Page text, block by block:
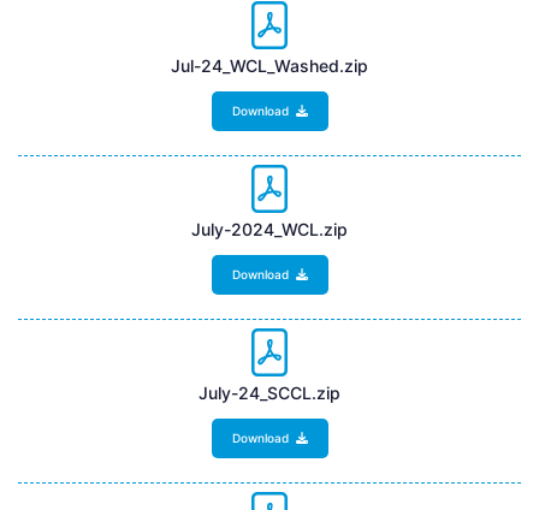
Jul-24_WCL_Washed.zip
Download
July-2024_WCL.zip
Download
July-24_SCCL.zip
Download